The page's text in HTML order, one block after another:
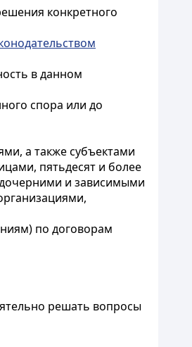
конкретного
в данном
спора или до
а также субъектами
пятьдесят и более
дочерними и зависимыми
по договорам
решать вопросы